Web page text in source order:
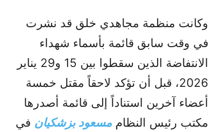
وكانت منظمة مجاهدي خلق قد نشرت
في وقت سابق قائمة بأسماء شهداء
الانتفاضة الذين سقطوا بين 15 و29 يناير
2026، قبل أن تؤكد لاحقاً مقتل خمسة
أعضاء آخرين استناداً إلى قائمة أصدرها
مكتب رئيس النظام مسعود بزشكيان في